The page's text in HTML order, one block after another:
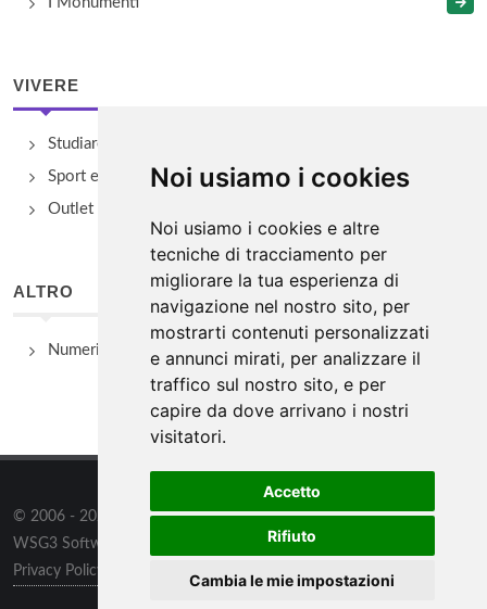
Noi usiamo i cookies
Noi usiamo i cookies e altre
tecniche di tracciamento per
migliorare la tua esperienza di
navigazione nel nostro sito, per
mostrarti contenuti personalizzati
e annunci mirati, per analizzare il
traffico sul nostro sito, e per
capire da dove arrivano i nostri
visitatori.
Accetto
Rifiuto
Cambia le mie impostazioni
VIVERE
Studiare
Sport e Benessere
Outlet e spacci aziendali
ALTRO
Numeri Utili
© 2006 - 2026 WSG3 STUDIOtutti i diritti riservati. Powered by
WSG3 Software
Privacy Policy
Preferenze sui Cookies